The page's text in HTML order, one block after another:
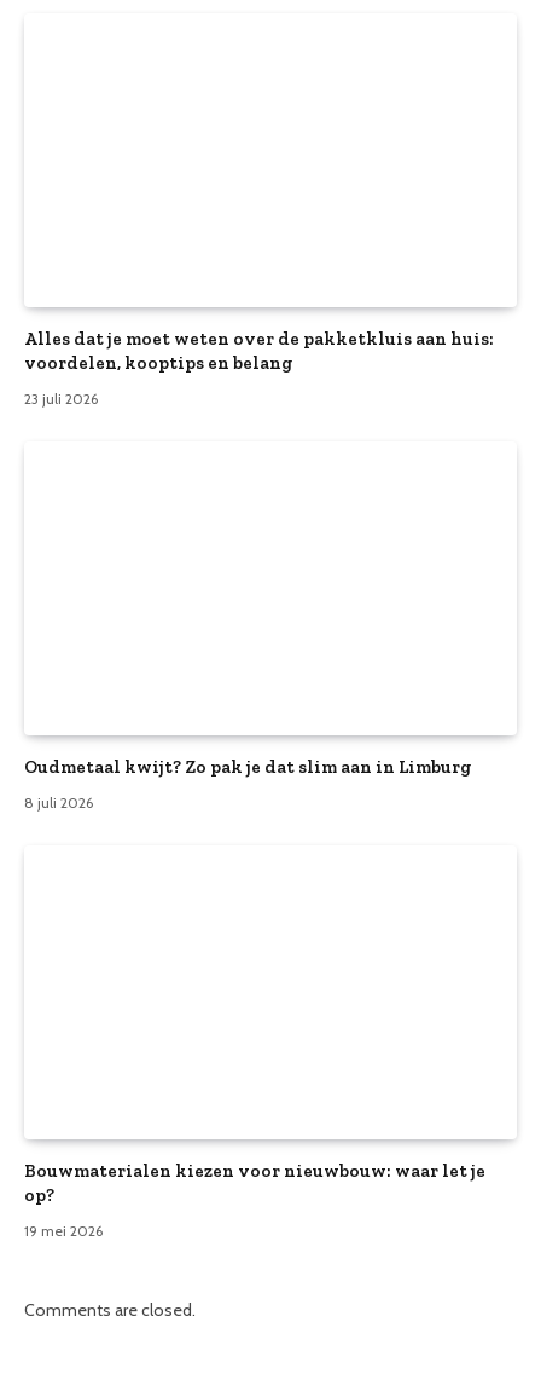
Alles dat je moet weten over de pakketkluis aan huis:
voordelen, kooptips en belang
23 juli 2026
Oudmetaal kwijt? Zo pak je dat slim aan in Limburg
8 juli 2026
Bouwmaterialen kiezen voor nieuwbouw: waar let je
op?
19 mei 2026
Comments are closed.